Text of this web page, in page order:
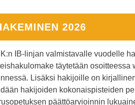
2026
IB-linjan valmistavalle vuodelle
täytetään osoitteessa
Lisäksi hakijoille on
hakijoiden kokonaispisteiden
päättöarvioinnin